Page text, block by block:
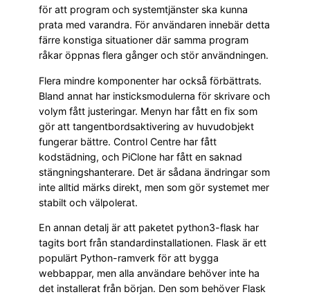
för att program och systemtjänster ska kunna
prata med varandra. För användaren innebär detta
färre konstiga situationer där samma program
råkar öppnas flera gånger och stör användningen.
Flera mindre komponenter har också förbättrats.
Bland annat har insticksmodulerna för skrivare och
volym fått justeringar. Menyn har fått en fix som
gör att tangentbordsaktivering av huvudobjekt
fungerar bättre. Control Centre har fått
kodstädning, och PiClone har fått en saknad
stängningshanterare. Det är sådana ändringar som
inte alltid märks direkt, men som gör systemet mer
stabilt och välpolerat.
En annan detalj är att paketet python3-flask har
tagits bort från standardinstallationen. Flask är ett
populärt Python-ramverk för att bygga
webbappar, men alla användare behöver inte ha
det installerat från början. Den som behöver Flask